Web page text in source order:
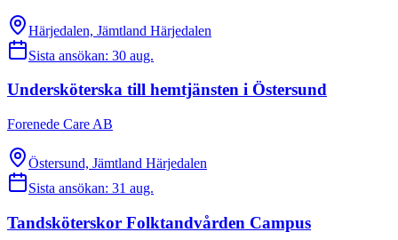
Härjedalen, Jämtland Härjedalen
Sista ansökan: 30 aug.
Undersköterska till hemtjänsten i Östersund
Forenede Care AB
Östersund, Jämtland Härjedalen
Sista ansökan: 31 aug.
Tandsköterskor Folktandvården Campus